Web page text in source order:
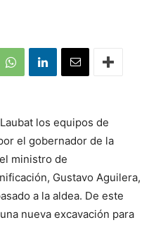
los equipos de
el gobernador de la
ministro de
Gustavo Aguilera,
a la aldea. De este
nueva excavación para